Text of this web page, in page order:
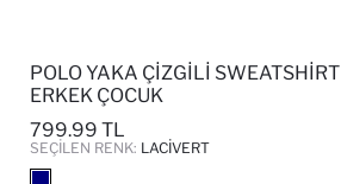
POLO YAKA ÇIZGILI SWEATSHIRT
ERKEK ÇOCUK
799.99 TL
SEÇILEN RENK: LACIVERT